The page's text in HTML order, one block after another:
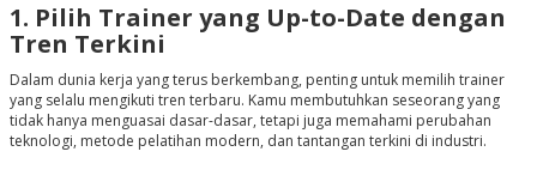
1. Pilih Trainer yang Up-to-Date dengan
Tren Terkini
Dalam dunia kerja yang terus berkembang, penting untuk memilih trainer
yang selalu mengikuti tren terbaru. Kamu membutuhkan seseorang yang
tidak hanya menguasai dasar-dasar, tetapi juga memahami perubahan
teknologi, metode pelatihan modern, dan tantangan terkini di industri.